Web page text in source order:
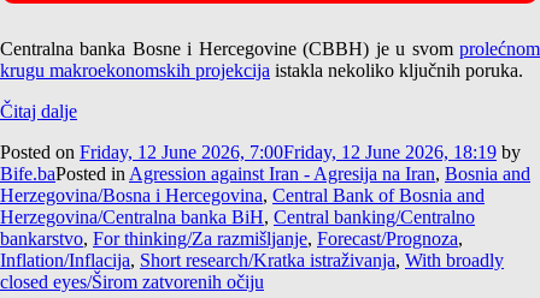
Centralna banka Bosne i Hercegovine (CBBH) je u svom prolećnom
krugu makroekonomskih projekcija istakla nekoliko ključnih poruka.
Čitaj dalje
Posted on Friday, 12 June 2026, 7:00Friday, 12 June 2026, 18:19 by
Bife.baPosted inAgression against Iran - Agresija na Iran, Bosnia and
Herzegovina/Bosna i Hercegovina, Central Bank of Bosnia and
Herzegovina/Centralna banka BiH, Central banking/Centralno
bankarstvo, For thinking/Za razmišljanje, Forecast/Prognoza,
Inflation/Inflacija, Short research/Kratka istraživanja, With broadly
closed eyes/Širom zatvorenih očiju